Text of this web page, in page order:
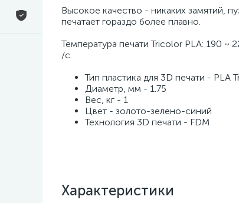
Высокое качество - никаких замятий,
печатает гораздо более плавно.
Температура печати Tricolor PLA: 190
/с.
Тип пластика для 3D печати - PLA
Диаметр, мм - 1.75
Вес, кг - 1
Цвет - золото-зелено-синий
Технология 3D печати - FDM
Характеристики